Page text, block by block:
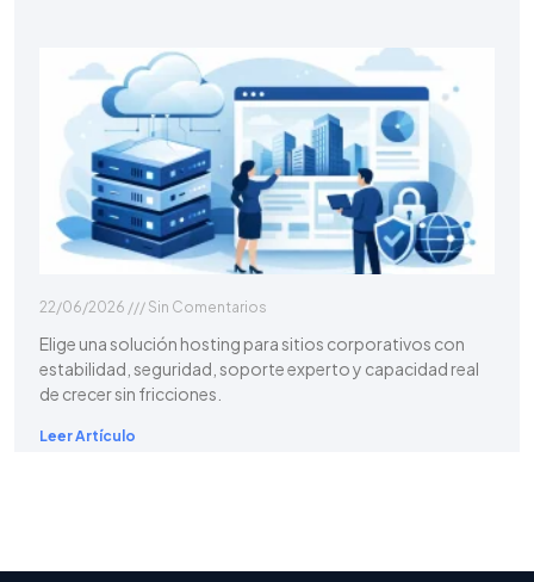
22/06/2026 Sin Comentarios
Elige una solución hosting para sitios corporativos con
estabilidad, seguridad, soporte experto y capacidad real
de crecer sin fricciones.
Leer Artículo